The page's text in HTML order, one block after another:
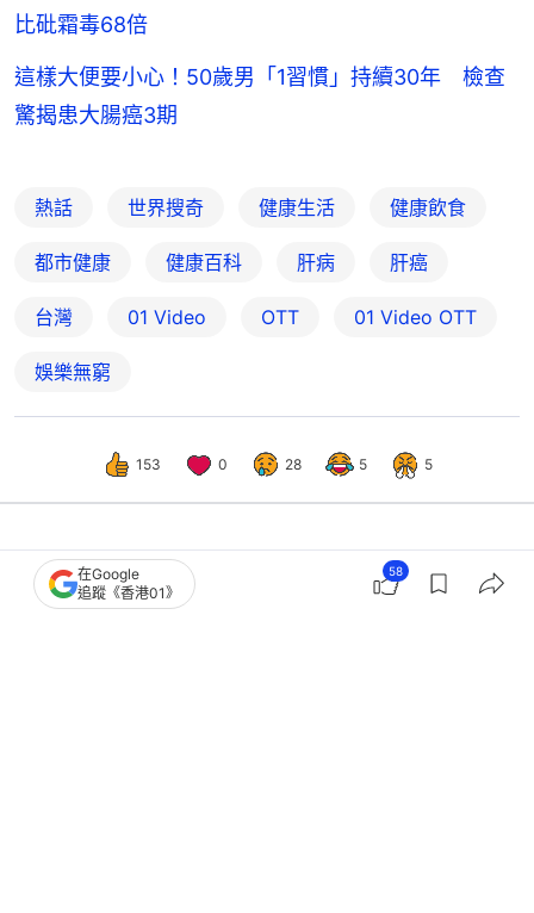
比砒霜毒68倍
這樣大便要小心！50歲男「1習慣」持續30年 檢查
驚揭患大腸癌3期
熱話 世界搜奇 健康生活 健康飲食
都市健康 健康百科 肝病 肝癌
台灣 01 Video OTT 01‌ ‌Video‌ ‌OTT
娛樂無窮
153 0 28 5 5
中國 即時中國
全球首例 廣西團隊完成基因編輯向腦
在Google
追蹤《香港01》
58